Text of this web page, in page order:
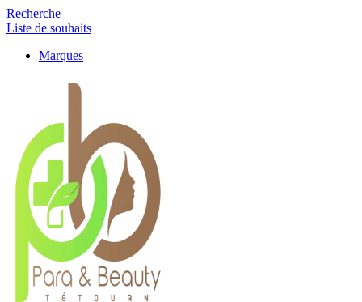
Recherche
Liste de souhaits
Marques